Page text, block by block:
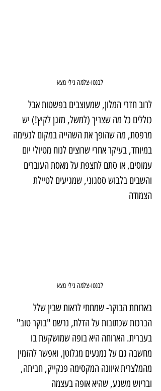
לבנטו-צלמה גילי מצא
לרוב חדרי המלון, שמעוצבים בפשטות אבל
כוללים כל מה שצריך (למשל, מזגן לקיץ!) יש
מרפסת, מה שהופך את השהייה במקום לנעימה
במיוחד, בעיקר אחרי שרוצים לנוח מטיולי יום
עמוסים, או סתם לתצפת על מאסת העוברים
והשבים בלבוש ססגוני, שמגיעים לטיילת
הצמודה
לבנטו-צלמה גילי מצא
בארוחת הבוקר- שמחתי לראות שבין שלל
הברכות שכתובות על הדלת, נרשם "בוקר טוב"
בעברית. הארוחה היא בופה שמושקעת בו
מחשבה גם על נמנעים מגלוטן, ואפשר להזמין
מהמלצרית איוונה המקסימה פנקייק, חביתה,
ובריוש משגע, שהיא אופה בעצמה